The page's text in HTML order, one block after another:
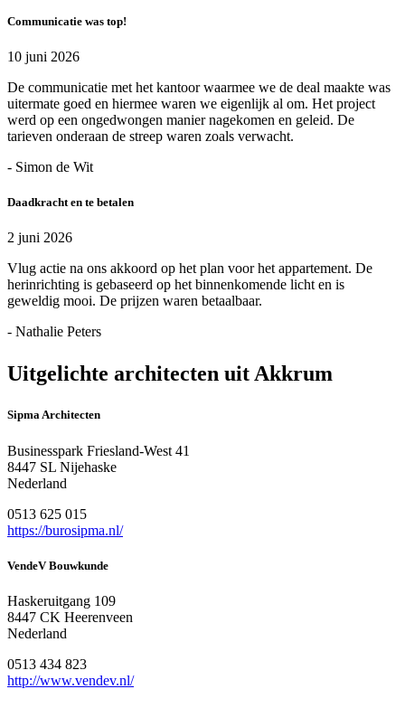
Communicatie was top!
10 juni 2026
De communicatie met het kantoor waarmee we de deal maakte was
uitermate goed en hiermee waren we eigenlijk al om. Het project
werd op een ongedwongen manier nagekomen en geleid. De
tarieven onderaan de streep waren zoals verwacht.
- Simon de Wit
Daadkracht en te betalen
2 juni 2026
Vlug actie na ons akkoord op het plan voor het appartement. De
herinrichting is gebaseerd op het binnenkomende licht en is
geweldig mooi. De prijzen waren betaalbaar.
- Nathalie Peters
Uitgelichte architecten uit Akkrum
Sipma Architecten
Businesspark Friesland-West 41
8447 SL Nijehaske
Nederland
0513 625 015
https://burosipma.nl/
VendeV Bouwkunde
Haskeruitgang 109
8447 CK Heerenveen
Nederland
0513 434 823
http://www.vendev.nl/